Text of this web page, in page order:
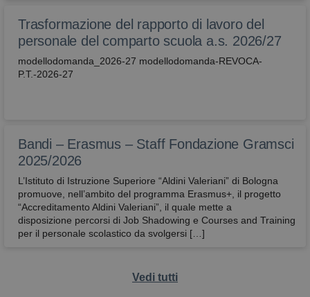
Trasformazione del rapporto di lavoro del
personale del comparto scuola a.s. 2026/27
modellodomanda_2026-27 modellodomanda-REVOCA-
P.T.-2026-27
Bandi – Erasmus – Staff Fondazione Gramsci
2025/2026
L’Istituto di Istruzione Superiore “Aldini Valeriani” di Bologna
promuove, nell’ambito del programma Erasmus+, il progetto
“Accreditamento Aldini Valeriani”, il quale mette a
disposizione percorsi di Job Shadowing e Courses and Training
per il personale scolastico da svolgersi […]
Vedi tutti
attivaLetturaVocale
avbo.edu.it
1
settimana
l'utente ha
abilitato la
wordpress_test_cookie
abilitati